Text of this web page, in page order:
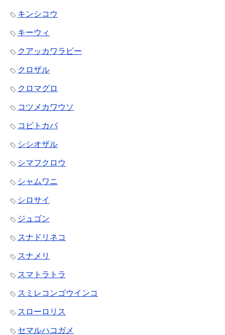
キンシコウ
キーウィ
クアッカワラビー
クロザル
クロマグロ
コツメカワウソ
コビトカバ
シシオザル
シマフクロウ
シャムワニ
シロサイ
ジュゴン
スナドリネコ
スナメリ
スマトラトラ
スミレコンゴウインコ
スローロリス
セマルハコガメ